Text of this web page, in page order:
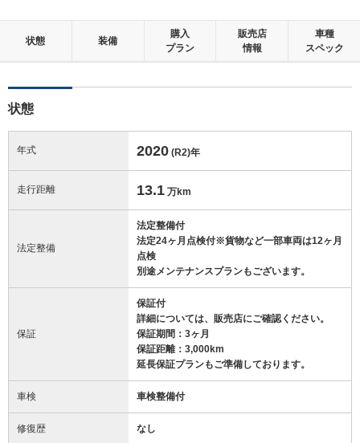
状態 装備
購入
プラン
販売店
情報
車種
スペック
状態
年式 2020 (R2)年
走行距離 13.1 万km
法定整備
法定整備付
法定24ヶ月点検付※貨物など一部車両は12ヶ月
点検
別途メンテナンスプランもございます。
保証
保証付
詳細については、販売店にご確認ください。
保証期間：3ヶ月
保証距離：3,000km
延長保証プランもご準備しております。
車検 車検整備付
修復歴 なし